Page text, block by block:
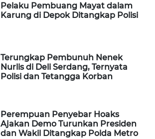
Pelaku Pembuang Mayat dalam
Karung di Depok Ditangkap Polisi
Terungkap Pembunuh Nenek
Nurlis di Deli Serdang, Ternyata
Polisi dan Tetangga Korban
Perempuan Penyebar Hoaks
Ajakan Demo Turunkan Presiden
dan Wakil Ditangkap Polda Metro